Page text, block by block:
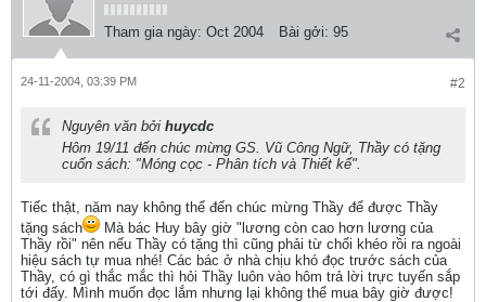
Tham gia ngày: Oct 2004 Bài gởi: 95
#2
24-11-2004, 03:39 PM
Nguyên văn bởi huycdc
Hôm 19/11 đến chúc mừng GS. Vũ Công Ngữ, Thầy có tặng
cuốn sách: "Móng cọc - Phân tích và Thiết kế".
Tiếc thật, năm nay không thể đến chúc mừng Thầy để được Thầy
tặng sách
Mà bác Huy bây giờ "lương còn cao hơn lương của
Thầy rồi" nên nếu Thầy có tặng thì cũng phải từ chối khéo rồi ra ngoài
hiệu sách tự mua nhé! Các bác ở nhà chịu khó đọc trước sách của
Thầy, có gì thắc mắc thì hỏi Thầy luôn vào hôm trả lời trực tuyến sắp
tới đấy. Mình muốn đọc lắm nhưng lại không thể mua bây giờ được!